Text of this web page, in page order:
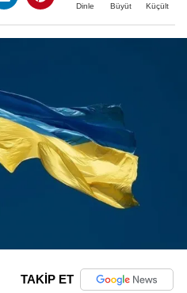
Dinle Büyüt Küçült
TAKİP ET